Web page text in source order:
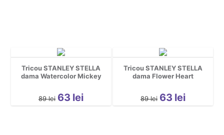
Tricou STANLEY STELLA
dama Watercolor Mickey
89 lei 63 lei
Tricou STANLEY STELLA
dama Flower Heart
89 lei 63 lei